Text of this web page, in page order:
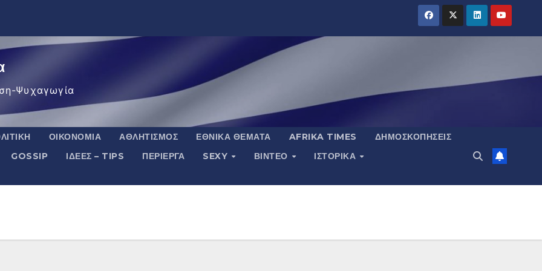
Ψυχαγωγία
ΟΙΚΟΝΟΜΊΑ ΑΘΛΗΤΙΣΜΌΣ ΕΘΝΙΚΆ ΘΈΜΑΤΑ AFRIKA TIMES
ΔΗΜΟΣΚΟΠΉΣΕΙΣ
GOSSIP ΙΔΈΕΣ – TIPS ΠΕΡΊΕΡΓΑ SEXY ΒΙΝΤΕΟ
ΙΣΤΟΡΙΚΆ